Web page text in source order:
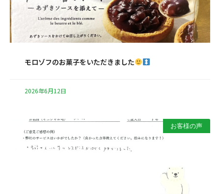
モロゾフのお菓子をいただきました
2026年6月12日
お客様の声